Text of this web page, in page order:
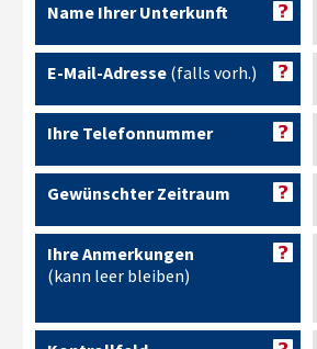
Name Ihrer Unterkunft
E-Mail-Adresse(falls vorh.)
Ihre Telefonnummer
Gewünschter Zeitraum
Ihre Anmerkungen
(kann leer bleiben)